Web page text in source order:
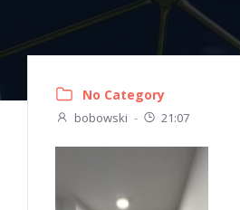
No Category
bobowski - 21:07